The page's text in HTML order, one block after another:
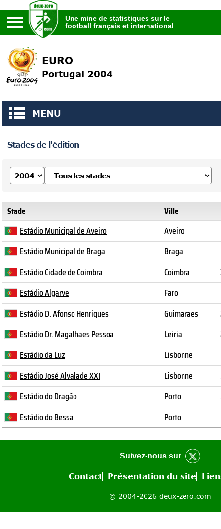
football français et international
Une mine de statistiques sur le
football français et international
EURO
Portugal 2004
MENU
Stades de l'édition
Stade
Ville
Estádio Municipal de Aveiro
Aveiro
Estádio Municipal de Braga
Braga
Estádio Cidade de Coimbra
Coimbra
Estádio Algarve
Faro
Estádio D. Afonso Henriques
Guimaraes
Estádio Dr. Magalhaes Pessoa
Leiria
Estádio da Luz
Lisbonne
Estádio José Alvalade XXI
Lisbonne
Estádio do Dragão
Porto
Estádio do Bessa
Porto
Suivez-nous sur
Contact Présentation du site
© 2004-2026 deux-zero.com